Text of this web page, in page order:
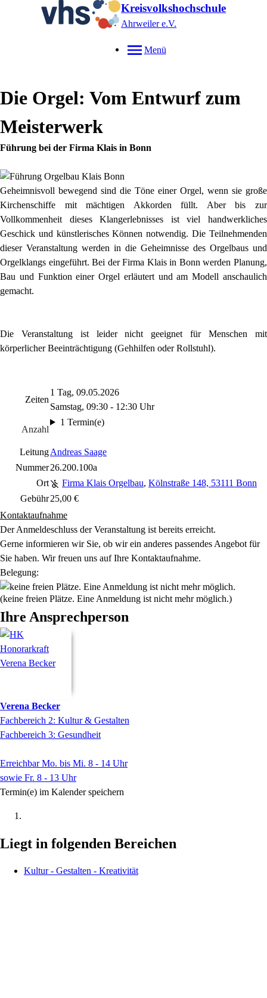
Kreisvolkshochschule
Ahrweiler e.V.
Menü
Die Orgel: Vom Entwurf zum
Meisterwerk
Führung bei der Firma Klais in Bonn
Geheimnisvoll bewegend sind die Töne einer Orgel, wenn sie große
Kirchenschiffe mit mächtigen Akkorden füllt. Aber bis zur
Vollkommenheit dieses Klangerlebnisses ist viel handwerkliches
Geschick und künstlerisches Können notwendig. Die Teilnehmenden
dieser Veranstaltung werden in die Geheimnisse des Orgelbaus und
Orgelklangs eingeführt. Bei der Firma Klais in Bonn werden Planung,
Bau und Funktion einer Orgel erläutert und am Modell anschaulich
gemacht.
Die Veranstaltung ist leider nicht geeignet für Menschen mit
körperlicher Beeinträchtigung (Gehhilfen oder Rollstuhl).
Zeiten
1 Tag, 09.05.2026
Samstag, 09:30 - 12:30 Uhr
Anzahl
1 Termin(e)
LeitungAndreas Saage
Nummer26.200.100a
Ort
Firma Klais Orgelbau, Kölnstraße 148, 53111 Bonn
Gebühr25,00 €
Kontaktaufnahme
Der Anmeldeschluss der Veranstaltung ist bereits erreicht.
Gerne informieren wir Sie, ob wir ein anderes passendes Angebot für
Sie haben. Wir freuen uns auf Ihre Kontaktaufnahme.
Belegung:
(keine freien Plätze. Eine Anmeldung ist nicht mehr möglich.)
Ihre Ansprechperson
Verena Becker
Fachbereich 2: Kultur & Gestalten
Fachbereich 3: Gesundheit
Erreichbar Mo. bis Mi. 8 - 14 Uhr
sowie Fr. 8 - 13 Uhr
Termin(e) im Kalender speichern
Liegt in folgenden Bereichen
Kultur - Gestalten - Kreativität